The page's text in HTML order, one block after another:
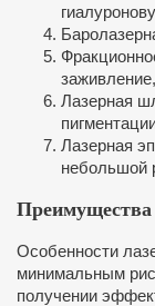
Лазерная
Лазерная
небольшой
Преимущества
Особенности
минимальным
получении